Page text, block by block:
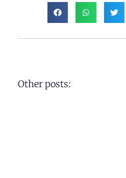
Other posts: